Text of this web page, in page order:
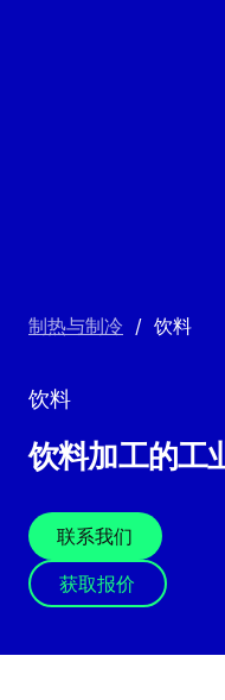
制热与制冷 / 饮料
饮料
饮料加工的工
联系我们
获取报价